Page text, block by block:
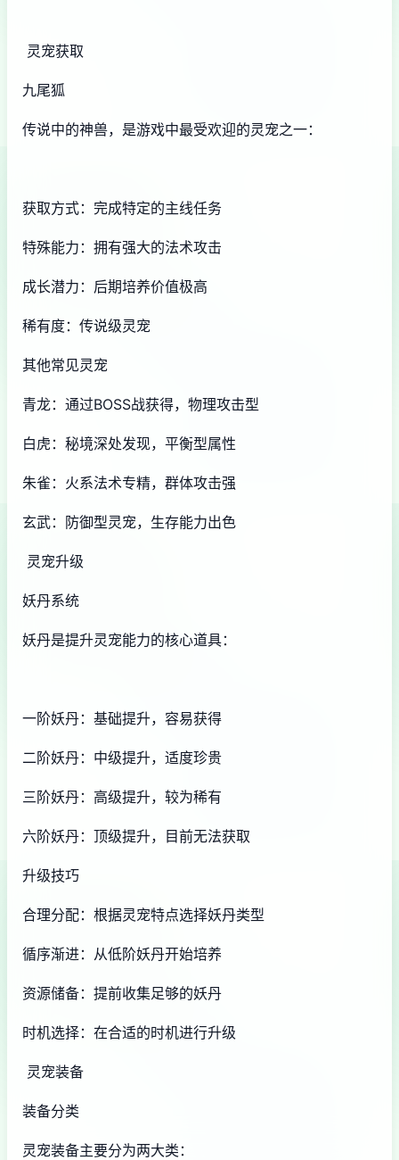
灵宠获取
九尾狐
传说中的神兽，是游戏中最受欢迎的灵宠之一：
获取方式：完成特定的主线任务
特殊能力：拥有强大的法术攻击
成长潜力：后期培养价值极高
稀有度：传说级灵宠
其他常见灵宠
青龙：通过BOSS战获得，物理攻击型
白虎：秘境深处发现，平衡型属性
朱雀：火系法术专精，群体攻击强
玄武：防御型灵宠，生存能力出色
灵宠升级
妖丹系统
妖丹是提升灵宠能力的核心道具：
一阶妖丹：基础提升，容易获得
二阶妖丹：中级提升，适度珍贵
三阶妖丹：高级提升，较为稀有
六阶妖丹：顶级提升，目前无法获取
升级技巧
合理分配：根据灵宠特点选择妖丹类型
循序渐进：从低阶妖丹开始培养
资源储备：提前收集足够的妖丹
时机选择：在合适的时机进行升级
灵宠装备
装备分类
灵宠装备主要分为两大类：